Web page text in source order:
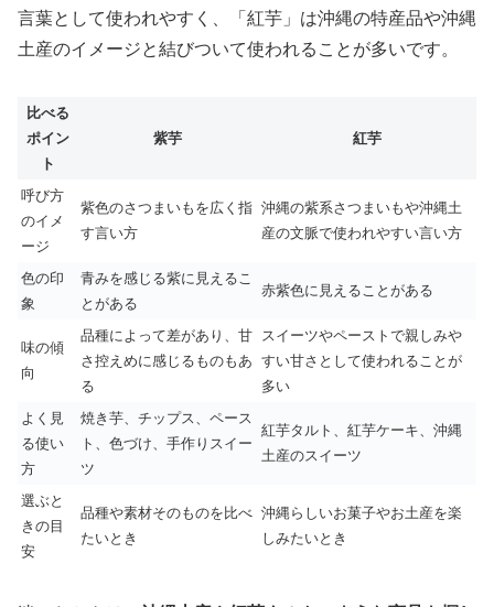
言葉として使われやすく、「紅芋」は沖縄の特産品や沖縄
土産のイメージと結びついて使われることが多いです。
比べる
ポイン
ト
紫芋 紅芋
呼び方
のイメ
ージ
紫色のさつまいもを広く指
す言い方
沖縄の紫系さつまいもや沖縄土
産の文脈で使われやすい言い方
色の印
象
青みを感じる紫に見えるこ
とがある
赤紫色に見えることがある
味の傾
向
品種によって差があり、甘
さ控えめに感じるものもあ
る
スイーツやペーストで親しみや
すい甘さとして使われることが
多い
よく見
る使い
方
焼き芋、チップス、ペース
ト、色づけ、手作りスイー
ツ
紅芋タルト、紅芋ケーキ、沖縄
土産のスイーツ
選ぶと
きの目
安
品種や素材そのものを比べ
たいとき
沖縄らしいお菓子やお土産を楽
しみたいとき